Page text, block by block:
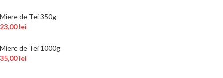
Miere de Tei 350g
23,00lei
Miere de Tei 1000g
35,00lei